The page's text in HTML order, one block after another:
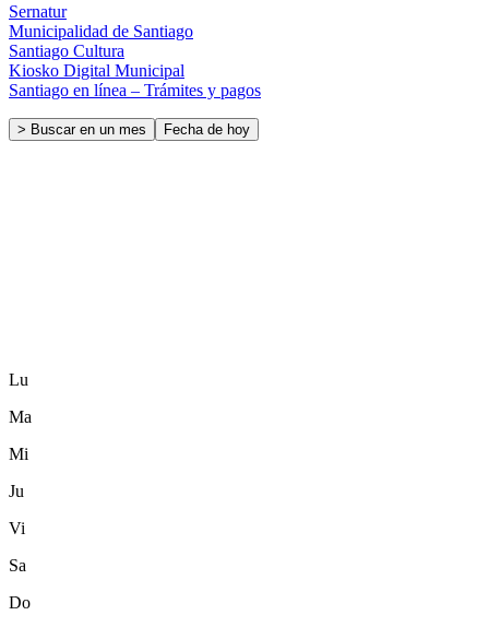
Sernatur
Municipalidad de Santiago
Santiago Cultura
Kiosko Digital Municipal
Santiago en línea – Trámites y pagos
> Buscar en un mes Fecha de hoy
Lu
Ma
Mi
Ju
Vi
Sa
Do